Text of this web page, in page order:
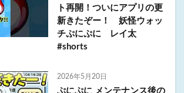
ト再開！ついにアプリの更
新きたぞー！ 妖怪ウォッ
チぷにぷに レイ太
#shorts
2026年5月20日
ぷにぷに メンテナンス後の